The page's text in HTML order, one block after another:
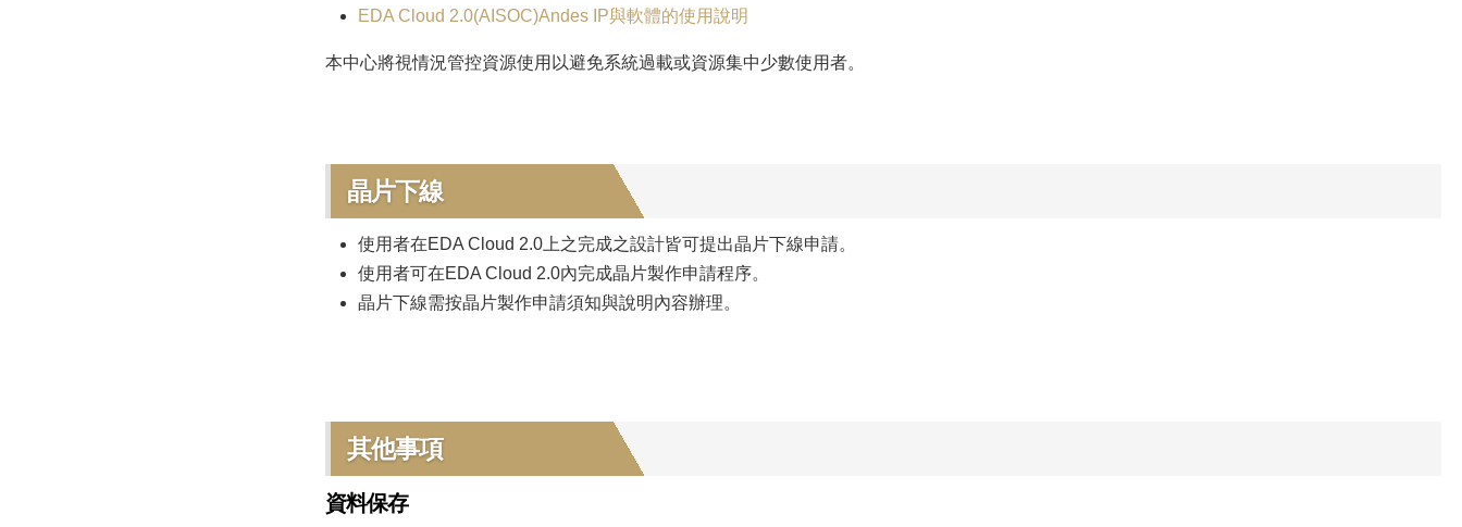
EDA Cloud 2.0(AISOC)Andes IP與軟體的使用說明
本中心將視情況管控資源使用以避免系統過載或資源集中少數使用者。
晶片下線
使用者在EDA Cloud 2.0上之完成之設計皆可提出晶片下線申請。
使用者可在EDA Cloud 2.0內完成晶片製作申請程序。
晶片下線需按晶片製作申請須知與說明內容辦理。
其他事項
資料保存